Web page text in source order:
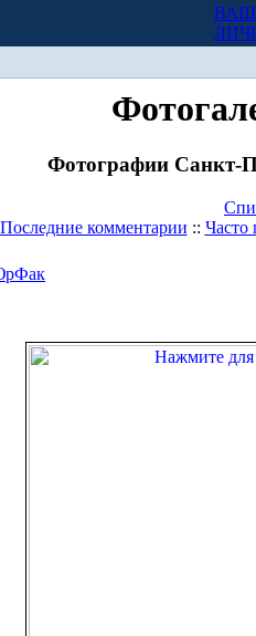
ВАШ
Фотографии Санкт-
Последние комментарии :: Часто